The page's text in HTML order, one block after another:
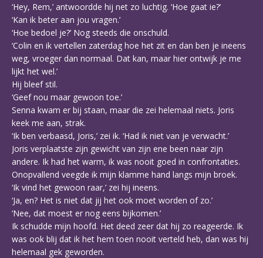
‘Hey, Rem,’ antwoordde hij net zo luchtig. ‘Hoe gaat ie?’
‘Kan ik beter aan jou vragen.’
‘Hoe bedoel je?’ Nog steeds die onschuld.
‘Colin en ik vertellen zaterdag hoe het zit en dan ben je ineens
weg, vroeger dan normaal. Dat kan, maar hier ontwijk je me
lijkt het wel.’
Hij bleef stil.
‘Geef nou maar gewoon toe.’
Senna kwam er bij staan, maar die zei helemaal niets. Joris
keek me aan, strak.
‘Ik ben verbaasd, Joris,’ zei ik. ‘Had ik niet van je verwacht.’
Joris verplaatste zijn gewicht van zijn ene been naar zijn
andere. Ik had het warm, ik was nooit goed in confrontaties.
Onopvallend veegde ik mijn klamme hand langs mijn broek.
‘Ik vind het gewoon raar,’ zei hij ineens.
‘Ja, en? Het is niet dat jij het ook moet worden of zo.’
‘Nee, dat moest er nog eens bijkomen.’
Ik schudde mijn hoofd. Het deed zeer dat hij zo reageerde. Ik
was ook blij dat ik het hem toen nooit verteld heb, dan was hij
helemaal gek geworden.